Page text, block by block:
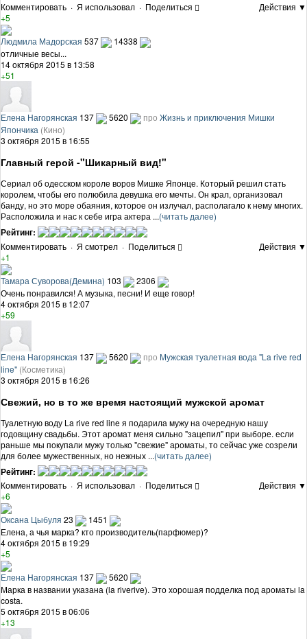
Комментировать · Я использовал · Поделиться
Действия ▼
+5
Людмила Мадорская 537
14338
отличные весы...
14 октября 2015 в 13:58
+51
Елена Нагорянская 137 5620 про Жизнь и приключения Мишки
Япончика (Кино)
3 октября 2015 в 16:55
Главный герой -"Шикарный вид!"
Сериал об одесском короле воров Мишке Японце. Который решил стать
королем, чтобы его полюбила девушка его мечты. Он крал, организовал
банду, но это море обаяния, которое он излучал, располагало к нему многих.
Расположила и нас к себе игра актера ...(читать далее)
Рейтинг:
Комментировать · Я смотрел · Поделиться
Действия ▼
+1
Тамара Суворова(Демина) 103
2306
Очень понравился! А музыка, песни! И еще говор!
4 октября 2015 в 12:07
+59
Елена Нагорянская 137 5620 про Мужская туалетная вода "La rive red
line" (Косметика)
3 октября 2015 в 16:26
Свежий, но в то же время настоящий мужской аромат
Туалетную воду La rive red line я подарила мужу на очередную нашу
годовщину свадьбы. Этот аромат меня сильно "зацепил" при выборе. если
раньше мы покупали мужу только "свежие" ароматы, то сейчас уже созрели
для более мужественных, но нежных ...(читать далее)
Рейтинг:
Комментировать · Я использовал · Поделиться
Действия ▼
+6
Оксана Цыбуля 23
1451
Елена, а чья марка? кто производитель(парфюмер)?
4 октября 2015 в 19:29
+5
Елена Нагорянская 137
5620
Марка в названии указана (la riverive). Это хорошая подделка под ароматы la
costa.
5 октября 2015 в 06:06
+13